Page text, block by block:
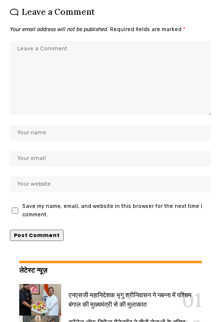
Leave a Comment
Your email address will not be published. Required fields are marked *
Save my name, email, and website in this browser for the next time I
comment.
लेटेस्ट न्यूज़
एनएसजी महानिदेशक भृगु श्रीनिवासन ने नबन्ना में पश्चिम
बंगाल की मुख्यमंत्री से की मुलाकात